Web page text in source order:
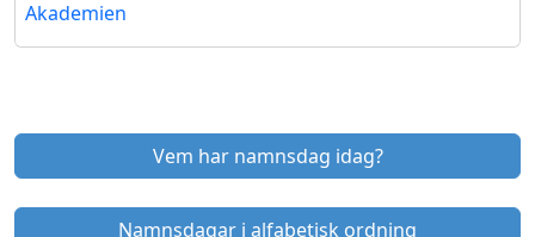
Akademien
Vem har namnsdag idag?
Namnsdagar i alfabetisk ordning